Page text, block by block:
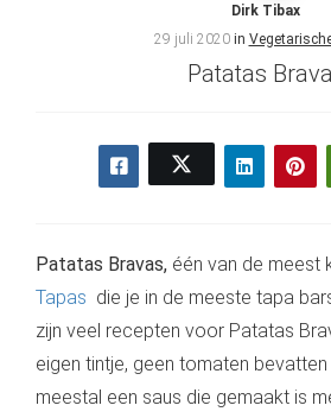
Dirk Tibax
29 juli 2020 in
Patatas
Patatas Bravas, één van de meest
Tapas die je in de meeste tapa
zijn veel recepten voor Patatas
eigen tintje, geen tomaten bevatten
meestal een saus die gemaakt is